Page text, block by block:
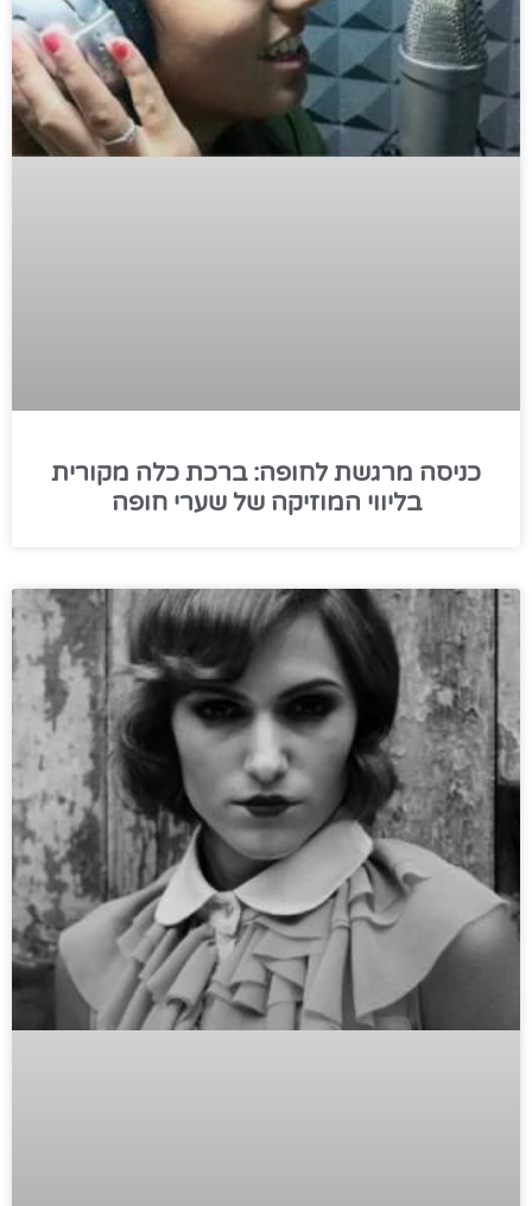
כניסה מרגשת לחופה: ברכת כלה מקורית
בליווי המוזיקה של שערי חופה